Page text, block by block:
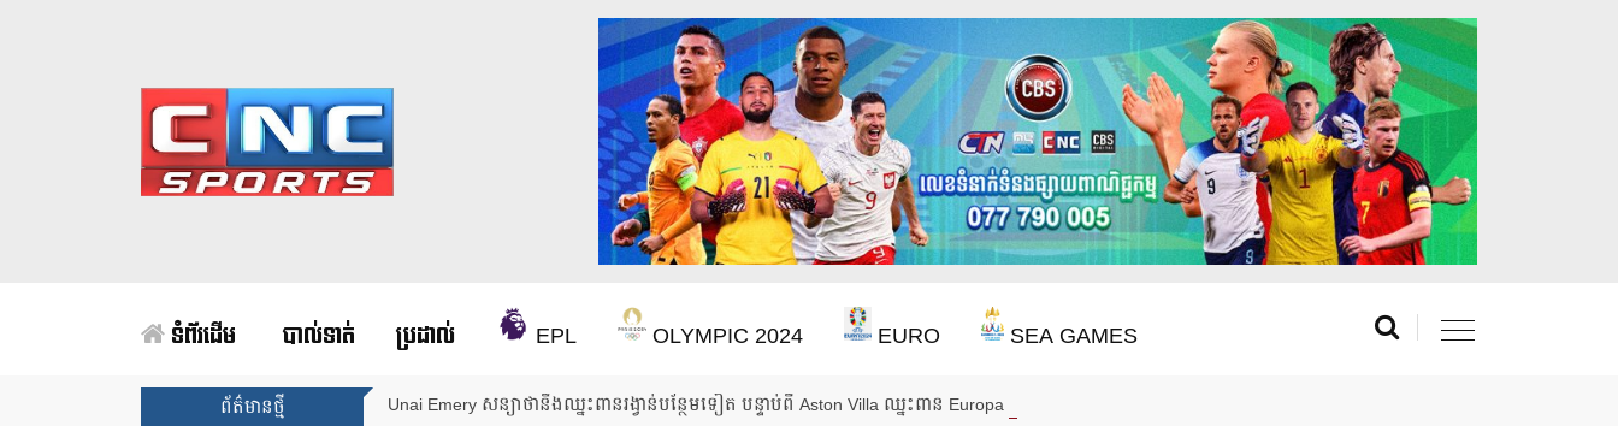
ទំព័រដើម បាល់ទាត់ ប្រដាល់ EPL OLYMPIC 2024 EURO SEA GAMES
ព័ត៌មានថ្មី Unai Emery សន្យាថានឹងឈ្នះពានរង្វាន់បន្ថែមទៀត បន្ទាប់ពី Aston Villa ឈ្នះពាន Europa League